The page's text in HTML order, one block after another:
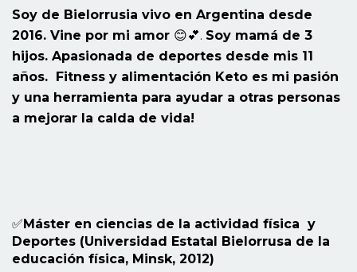
Soy de Bielorrusia vivo en Argentina desde
2016. Vine por mi amor 😊💕. Soy mamá de 3
hijos. Apasionada de deportes desde mis 11
años. Fitness y alimentación Keto es mi pasión
y una herramienta para ayudar a otras personas
a mejorar la calda de vida!
✅Máster en ciencias de la actividad física y
Deportes (Universidad Estatal Bielorrusa de la
educación física, Minsk, 2012)